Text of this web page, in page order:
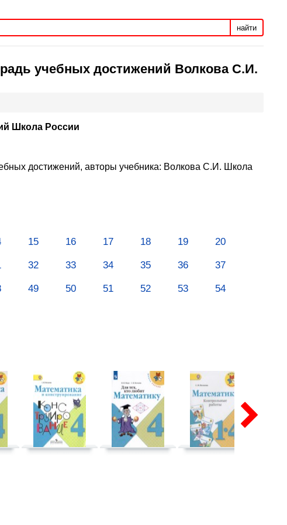
найти
учебных достижений Волкова С.И.
Школа России
достижений, авторы учебника: Волкова С.И. Школа
15 16 17 18 19 20
32 33 34 35 36 37
49 50 51 52 53 54